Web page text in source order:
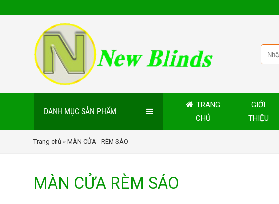
DANH MỤC SẢN PHẨM
TRANG
CHỦ
GIỚI
THIỆU
Trang chủ » MÀN CỬA - RÈM SÁO
MÀN CỬA RÈM SÁO